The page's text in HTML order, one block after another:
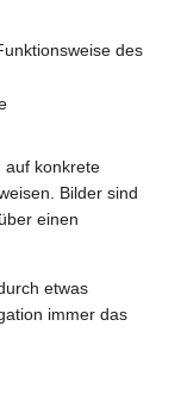
des
auf konkrete
Bilder sind
einen
etwas
immer das